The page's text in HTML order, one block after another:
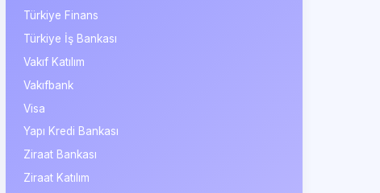
Türkiye Finans
Türkiye İş Bankası
Vakıf Katılım
Vakıfbank
Visa
Yapı Kredi Bankası
Ziraat Bankası
Ziraat Katılım